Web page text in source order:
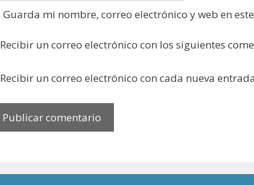
Guarda mi nombre, correo electrónico y web en
Recibir un correo electrónico con los siguientes
Recibir un correo electrónico con cada nueva